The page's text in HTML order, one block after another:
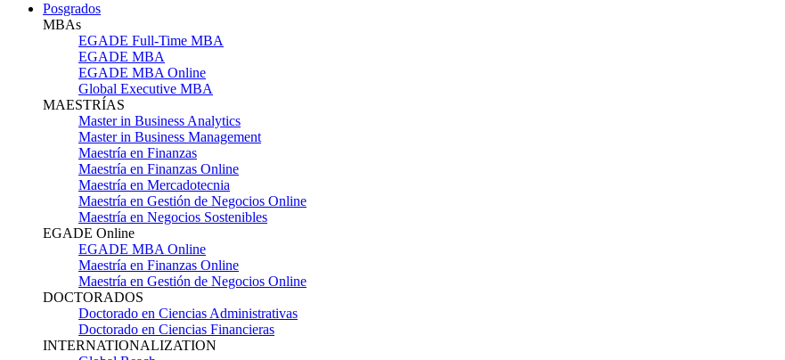
Posgrados
MBAs
EGADE Full-Time MBA
EGADE MBA
EGADE MBA Online
Global Executive MBA
MAESTRÍAS
Master in Business Analytics
Master in Business Management
Maestría en Finanzas
Maestría en Finanzas Online
Maestría en Mercadotecnia
Maestría en Gestión de Negocios Online
Maestría en Negocios Sostenibles
EGADE Online
EGADE MBA Online
Maestría en Finanzas Online
Maestría en Gestión de Negocios Online
DOCTORADOS
Doctorado en Ciencias Administrativas
Doctorado en Ciencias Financieras
INTERNATIONALIZATION